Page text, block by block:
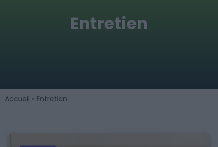
Entretien
Accueil » Entretien